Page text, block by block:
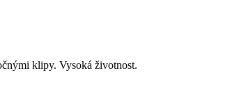
klipy. Vysoká životnost.